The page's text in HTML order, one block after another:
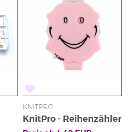
KNITPRO
KnitPro - Reihenzähler